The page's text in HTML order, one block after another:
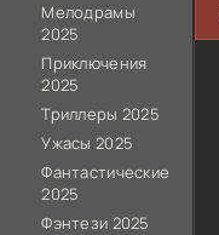
Мелодрамы
2025
Приключения
2025
Триллеры 2025
Ужасы 2025
Фантастические
2025
Фэнтези 2025